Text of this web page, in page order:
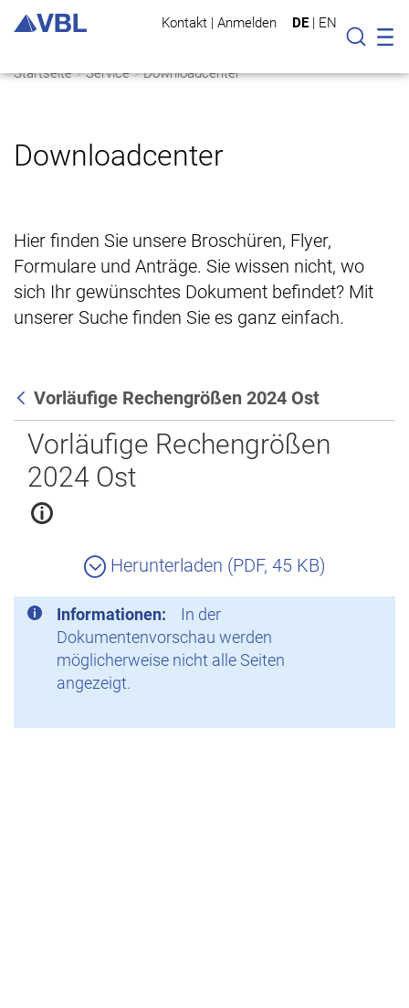
Kontakt | Anmelden DE | EN
Suche
Startseite Service Downloadcenter
Downloadcenter
Hier finden Sie unsere Broschüren, Flyer,
Formulare und Anträge. Sie wissen nicht, wo
sich Ihr gewünschtes Dokument befindet? Mit
unserer Suche finden Sie es ganz einfach.
Zurück
Vorläufige Rechengrößen 2024 Ost
Vorläufige Rechengrößen
2024 Ost
Herunterladen (PDF, 45 KB)
Informationen:
In der
Dokumentenvorschau werden
möglicherweise nicht alle Seiten
angezeigt.